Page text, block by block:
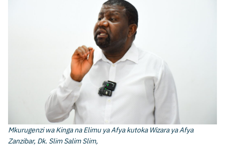
Mkurugenzi wa Kinga na Elimu ya Afya kutoka Wizara ya Afya
Zanzibar, Dk. Slim Salim Slim,